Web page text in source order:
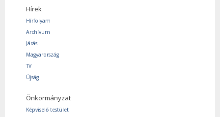
Hírek
Hírfolyam
Archívum
Járás
Magyarország
TV
Újság
Önkormányzat
Képviselő testület